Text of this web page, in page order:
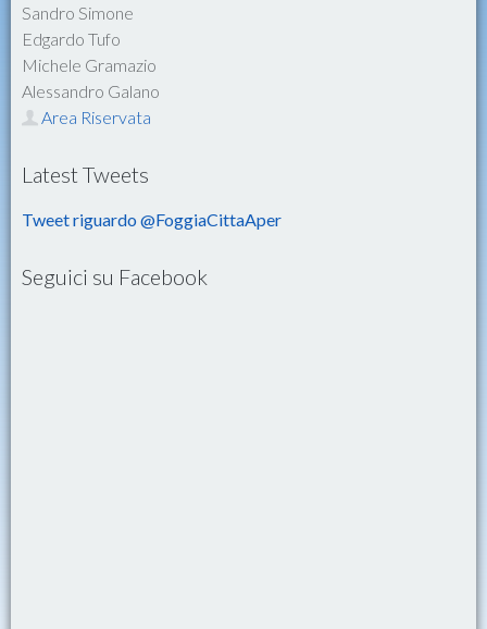
Sandro Simone
Edgardo Tufo
Michele Gramazio
Alessandro Galano
Area Riservata
Latest Tweets
Tweet riguardo @FoggiaCittaAper
Seguici su Facebook